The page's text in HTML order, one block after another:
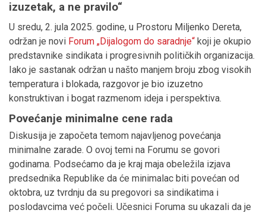
izuzetak, a ne pravilo“
U sredu, 2. jula 2025. godine, u Prostoru Miljenko Dereta,
održan je novi Forum „Dijalogom do saradnje“ koji je okupio
predstavnike sindikata i progresivnih političkih organizacija.
Iako je sastanak održan u našto manjem broju zbog visokih
temperatura i blokada, razgovor je bio izuzetno
konstruktivan i bogat razmenom ideja i perspektiva.
Povećanje minimalne cene rada
Diskusija je započeta temom najavljenog povećanja
minimalne zarade. O ovoj temi na Forumu se govori
godinama. Podsećamo da je kraj maja obeležila izjava
predsednika Republike da će minimalac biti povećan od
oktobra, uz tvrdnju da su pregovori sa sindikatima i
poslodavcima već počeli. Učesnici Foruma su ukazali da je